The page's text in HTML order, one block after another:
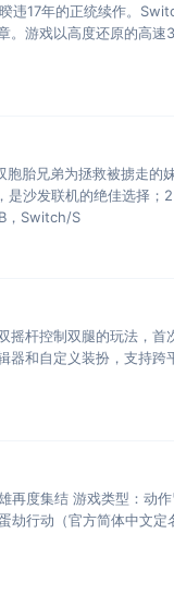
违17年的正统续作。
。游戏以高度还原的高速
胞胎兄弟为拯救被掳走的
是沙发联机的绝佳选择；
，Switch/S
摇杆控制双腿的玩法，首
器和自定义装扮，支持跨
再度集结 游戏类型：动
劫行动（官方简体中文定